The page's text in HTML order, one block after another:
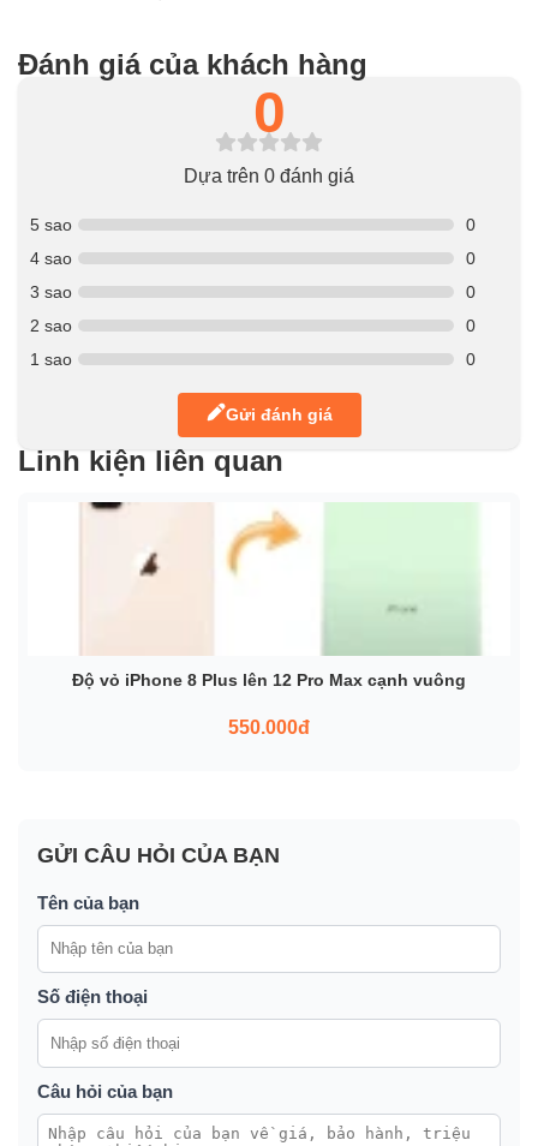
Đánh giá của khách hàng
0
Dựa trên 0 đánh giá
5 sao
0
4 sao
0
3 sao
0
2 sao
0
1 sao
0
Gửi đánh giá
Linh kiện liên quan
Độ vỏ iPhone 8 Plus lên 12 Pro Max cạnh vuông
550.000đ
GỬI CÂU HỎI CỦA BẠN
Tên của bạn
Số điện thoại
Câu hỏi của bạn